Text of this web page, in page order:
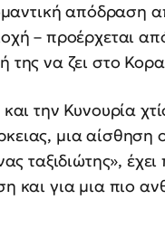
απόδραση
– προέρχεται
της να ζει στο
την Κυνουρία
μια αίσθηση
ταξιδιώτης»,
και για μια πιο